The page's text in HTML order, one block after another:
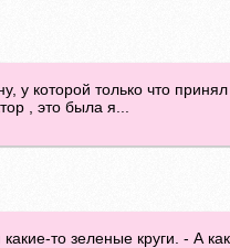
у которой только что
, это была я...
то зеленые круги. - А